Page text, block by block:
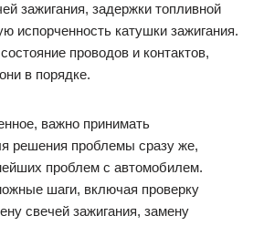
зажигания, задержки топливной
испорченность катушки зажигания.
проводов и контактов,
в порядке.
важно принимать
решения проблемы сразу же,
проблем с автомобилем.
шаги, включая проверку
свечей зажигания, замену